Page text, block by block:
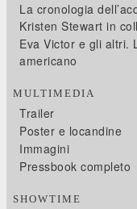
La cronologia
Kristen Stewart in
Eva Victor e gli altri.
americano
MULTIMEDIA
Trailer
Poster e locandine
Immagini
Pressbook completo
SHOWTIME